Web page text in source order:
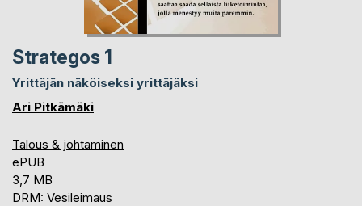
Strategos 1
Yrittäjän näköiseksi yrittäjäksi
Ari Pitkämäki
Talous & johtaminen
ePUB
3,7 MB
DRM: Vesileimaus